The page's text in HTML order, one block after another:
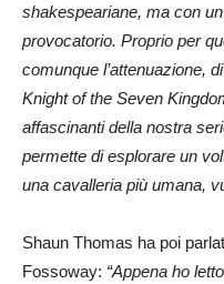
shakespeariane, ma con
provocatorio. Proprio per
comunque l’attenuazione,
Knight of the Seven
affascinanti della nostra
permette di esplorare un
una cavalleria più umana,
Shaun Thomas ha poi
Fossoway: “Appena ho